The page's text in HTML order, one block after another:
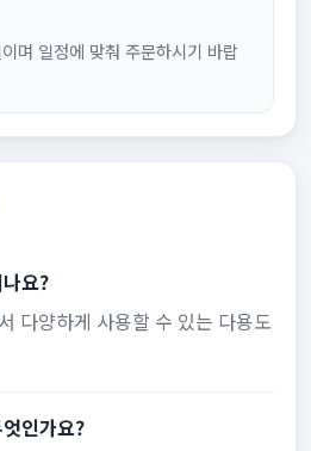
며 일정에 맞춰 주문하시기 바랍
요?
다양하게 사용할 수 있는 다용도
인가요?